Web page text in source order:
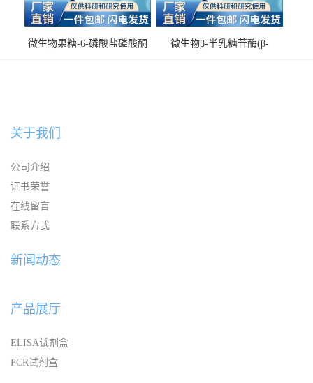
微生物果糖-6-磷酸盐磷酸酮
微生物β-半乳糖苷酶(β-
关于我们
公司介绍
证书荣誉
在线留言
联系方式
新闻动态
产品展厅
ELISA试剂盒
PCR试剂盒